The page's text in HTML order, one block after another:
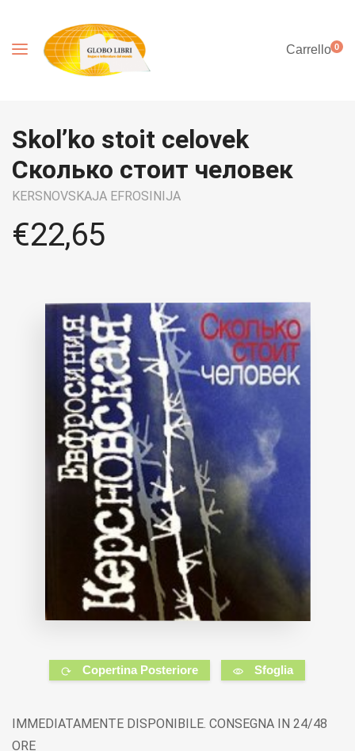
Carrello0
Skol’ko stoit celovek
Сколько стоит человек
KERSNOVSKAJA EFROSINIJA
€22,65
Copertina Posteriore Sfoglia
IMMEDIATAMENTE DISPONIBILE. CONSEGNA IN 24/48
ORE